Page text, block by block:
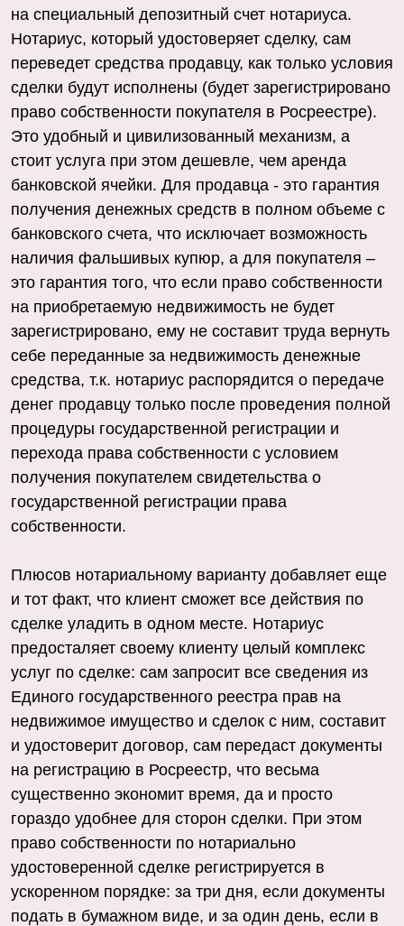
на специальный депозитный счет нотариуса.
Нотариус, который удостоверяет сделку, сам
переведет средства продавцу, как только условия
сделки будут исполнены (будет зарегистрировано
право собственности покупателя в Росреестре).
Это удобный и цивилизованный механизм, а
стоит услуга при этом дешевле, чем аренда
банковской ячейки. Для продавца - это гарантия
получения денежных средств в полном объеме с
банковского счета, что исключает возможность
наличия фальшивых купюр, а для покупателя –
это гарантия того, что если право собственности
на приобретаемую недвижимость не будет
зарегистрировано, ему не составит труда вернуть
себе переданные за недвижимость денежные
средства, т.к. нотариус распорядится о передаче
денег продавцу только после проведения полной
процедуры государственной регистрации и
перехода права собственности с условием
получения покупателем свидетельства о
государственной регистрации права
собственности.
Плюсов нотариальному варианту добавляет еще
и тот факт, что клиент сможет все действия по
сделке уладить в одном месте. Нотариус
предосталяет своему клиенту целый комплекс
услуг по сделке: сам запросит все сведения из
Единого государственного реестра прав на
недвижимое имущество и сделок с ним, составит
и удостоверит договор, сам передаст документы
на регистрацию в Росреестр, что весьма
существенно экономит время, да и просто
гораздо удобнее для сторон сделки. При этом
право собственности по нотариально
удостоверенной сделке регистрируется в
ускоренном порядке: за три дня, если документы
подать в бумажном виде, и за один день, если в